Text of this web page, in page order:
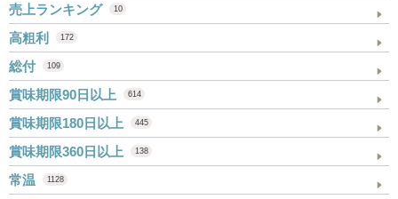
売上ランキング 10
高粗利 172
総付 109
賞味期限90日以上 614
賞味期限180日以上 445
賞味期限360日以上 138
常温 1128